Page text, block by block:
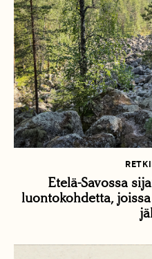
Etelä-Savossa
luontokohdetta,